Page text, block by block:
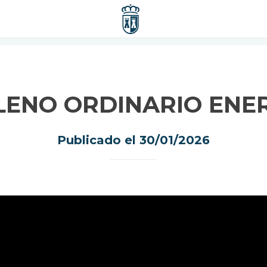
ORDINARIO
Publicado el 30/01/2026